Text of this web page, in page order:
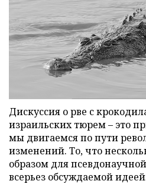
Дискуссия о рве с
израильских тюрем – это
мы двигаемся по пути
изменений. То, что
образом для
всерьез обсуждаемой